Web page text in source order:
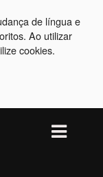
de língua e
Ao utilizar
cookies.